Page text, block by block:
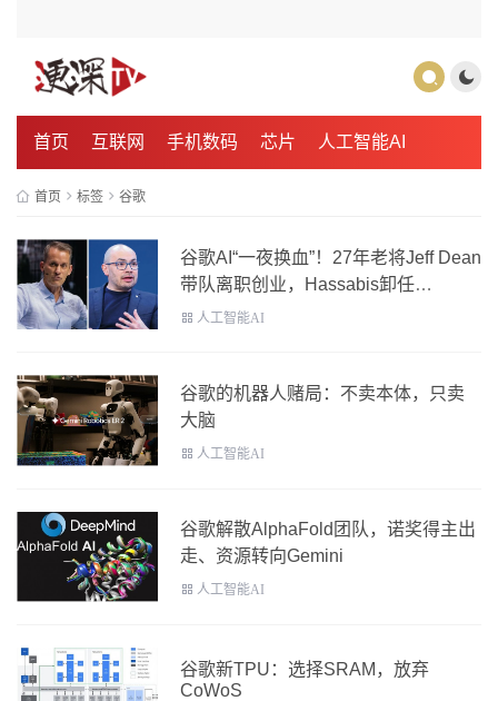
首页 互联网 手机数码 芯片 人工智能AI
首页 标签 谷歌
谷歌AI“一夜换血”！27年老将Jeff Dean
带队离职创业，Hassabis卸任
DeepMind CEO，Gemini迎来关键换
人工智能AI
谷歌的机器人赌局：不卖本体，只卖
大脑
人工智能AI
谷歌解散AlphaFold团队，诺奖得主出
走、资源转向Gemini
人工智能AI
谷歌新TPU：选择SRAM，放弃
CoWoS